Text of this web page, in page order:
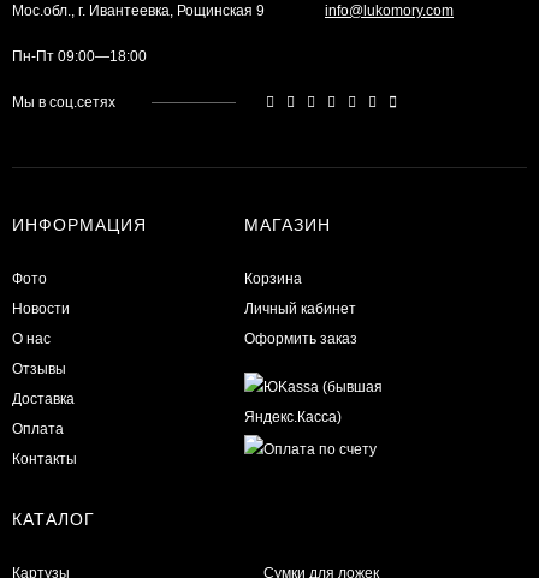
Мос.обл., г. Ивантеевка, Рощинская 9 info@lukomory.com
Пн-Пт 09:00—18:00
Мы в соц.сетях
ИНФОРМАЦИЯ
Фото
Новости
О нас
Отзывы
Доставка
Оплата
Контакты
МАГАЗИН
Корзина
Личный кабинет
Оформить заказ
КАТАЛОГ
Картузы Сумки для ложек